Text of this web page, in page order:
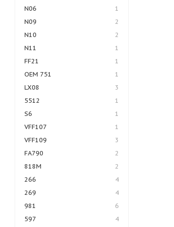
N06
1
N09
2
N10
2
N11
1
FF21
1
OEM 751
1
LX08
3
5512
1
S6
1
VFF107
1
VFF109
3
FA790
2
818M
2
266
4
269
4
981
6
597
4